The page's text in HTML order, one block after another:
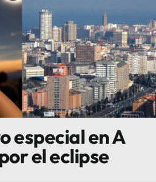
especial en A
el eclipse